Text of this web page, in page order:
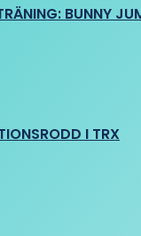
BUNNY
I TRX